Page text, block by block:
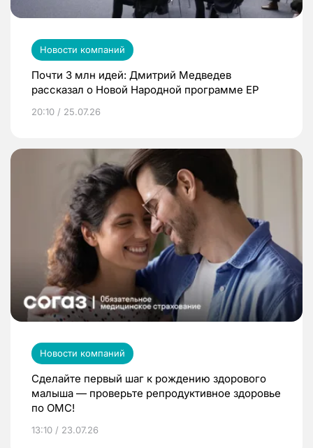
Новости компаний
Почти 3 млн идей: Дмитрий Медведев
рассказал о Новой Народной программе ЕР
20:10 / 25.07.26
Новости компаний
Сделайте первый шаг к рождению здорового
малыша — проверьте репродуктивное здоровье
по ОМС!
13:10 / 23.07.26